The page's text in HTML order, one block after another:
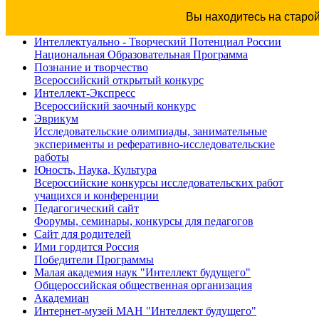
Вы находитесь на
Интеллектуально - Творческий Потенциал России
Национальная Образовательная Программа
Познание и творчество
Всероссийский открытый конкурс
Интеллект-Экспресс
Всероссийский заочный конкурс
Эврикум
Исследовательские олимпиады, занимательные
эксперименты и реферативно-исследовательские
работы
Юность, Наука, Культура
Всероссийские конкурсы исследовательских работ
учащихся и конференции
Педагогический сайт
Форумы, семинары, конкурсы для педагогов
Сайт для родителей
Ими гордится Россия
Победители Программы
Малая академия наук "Интеллект будущего"
Общероссийская общественная организация
Академиан
Интернет-музей МАН "Интеллект будущего"